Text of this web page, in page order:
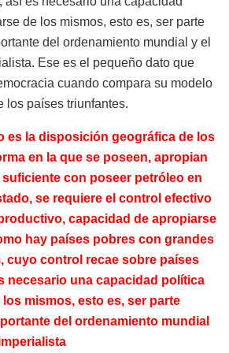
de los mismos, esto es, ser parte
del ordenamiento mundial y el
Ese es el pequeño dato que
cuando compara su modelo
los países triunfantes.
es la disposición geográfica de los
en la que se poseen, apropian
con poseer petróleo en
se requiere el control efectivo
capacidad de apropiarse
hay países pobres con grandes
cuyo control recae sobre países
necesario una capacidad política
mismos, esto es, ser parte
del ordenamiento mundial